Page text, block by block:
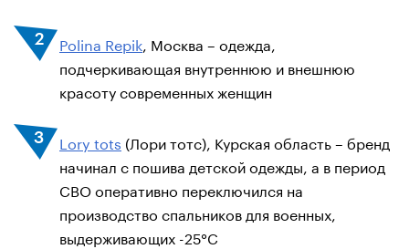
Polina Repik , Москва – одежда,
подчеркивающая внутреннюю и внешнюю
красоту современных женщин
Lory tots (Лори тотс), Курская область – бренд
начинал с пошива детской одежды, а в период
СВО оперативно переключился на
производство спальников для военных,
выдерживающих -25°C